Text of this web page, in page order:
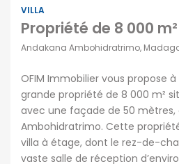
VILLA
Andakana Ambohidratrimo,
OFIM Immobilier vous propose
grande propriété de 8 000 m²
avec une façade de 50 mètres,
Ambohidratrimo. Cette
villa à étage, dont le rez-de-
vaste salle de réception